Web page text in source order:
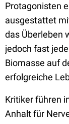
Protagonisten
ausgestattet
das Überleben
jedoch fast
Biomasse auf
erfolgreiche
Kritiker führen
Anhalt für